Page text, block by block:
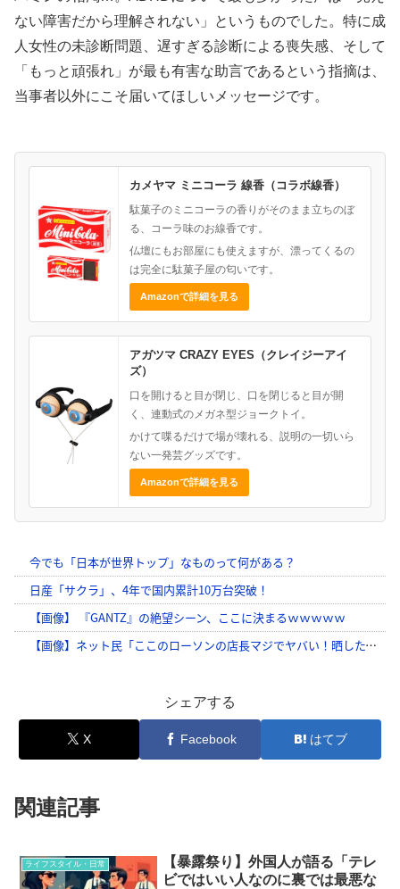
ない障害だから理解されない」というものでした。特に成
人女性の未診断問題、遅すぎる診断による喪失感、そして
「もっと頑張れ」が最も有害な助言であるという指摘は、
当事者以外にこそ届いてほしいメッセージです。
カメヤマ ミニコーラ 線香（コラボ線香）
駄菓子のミニコーラの香りがそのまま立ちのぼ
る、コーラ味のお線香です。
仏壇にもお部屋にも使えますが、漂ってくるの
は完全に駄菓子屋の匂いです。
Amazonで詳細を見る
アガツマ CRAZY EYES（クレイジーアイ
ズ）
口を開けると目が閉じ、口を閉じると目が開
く、連動式のメガネ型ジョークトイ。
かけて喋るだけで場が壊れる、説明の一切いら
ない一発芸グッズです。
Amazonで詳細を見る
シェアする
X Facebook はてブ
関連記事
ライフスタイル・日常
【暴露祭り】外国人が語る「テレ
ビではいい人なのに裏では最悪な